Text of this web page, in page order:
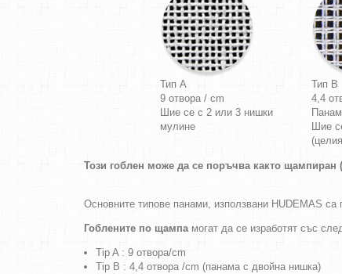
Тип A
9 отвора / cm
Шие се с 2 или 3 нишки
мулине
Тип B
4,4
Шие
Този гоблен може да се поръчва както щампиран
Основните типове панами, използвани HUDEMAS
Гоблените по щампамогат да се изработят със
Tip A : 9 отвора/cm
Tip B : 4,4 отвора /cm (панама с двойна нишка)